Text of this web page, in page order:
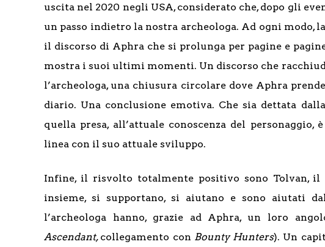
uscita nel 2020 negli USA, considerato che, dopo gli
un passo indietro la nostra archeologa. Ad ogni modo,
il discorso di Aphra che si prolunga per pagine e
mostra i suoi ultimi momenti. Un discorso che
l’archeologa, una chiusura circolare dove Aphra
diario. Una conclusione emotiva. Che sia dettata
quella presa, all’attuale conoscenza del personaggio,
linea con il suo attuale sviluppo.
Infine, il risvolto totalmente positivo sono Tolvan, il
insieme, si supportano, si aiutano e sono aiutati
l’archeologa hanno, grazie ad Aphra, un loro
Ascendant, collegamento con Bounty Hunters). Un